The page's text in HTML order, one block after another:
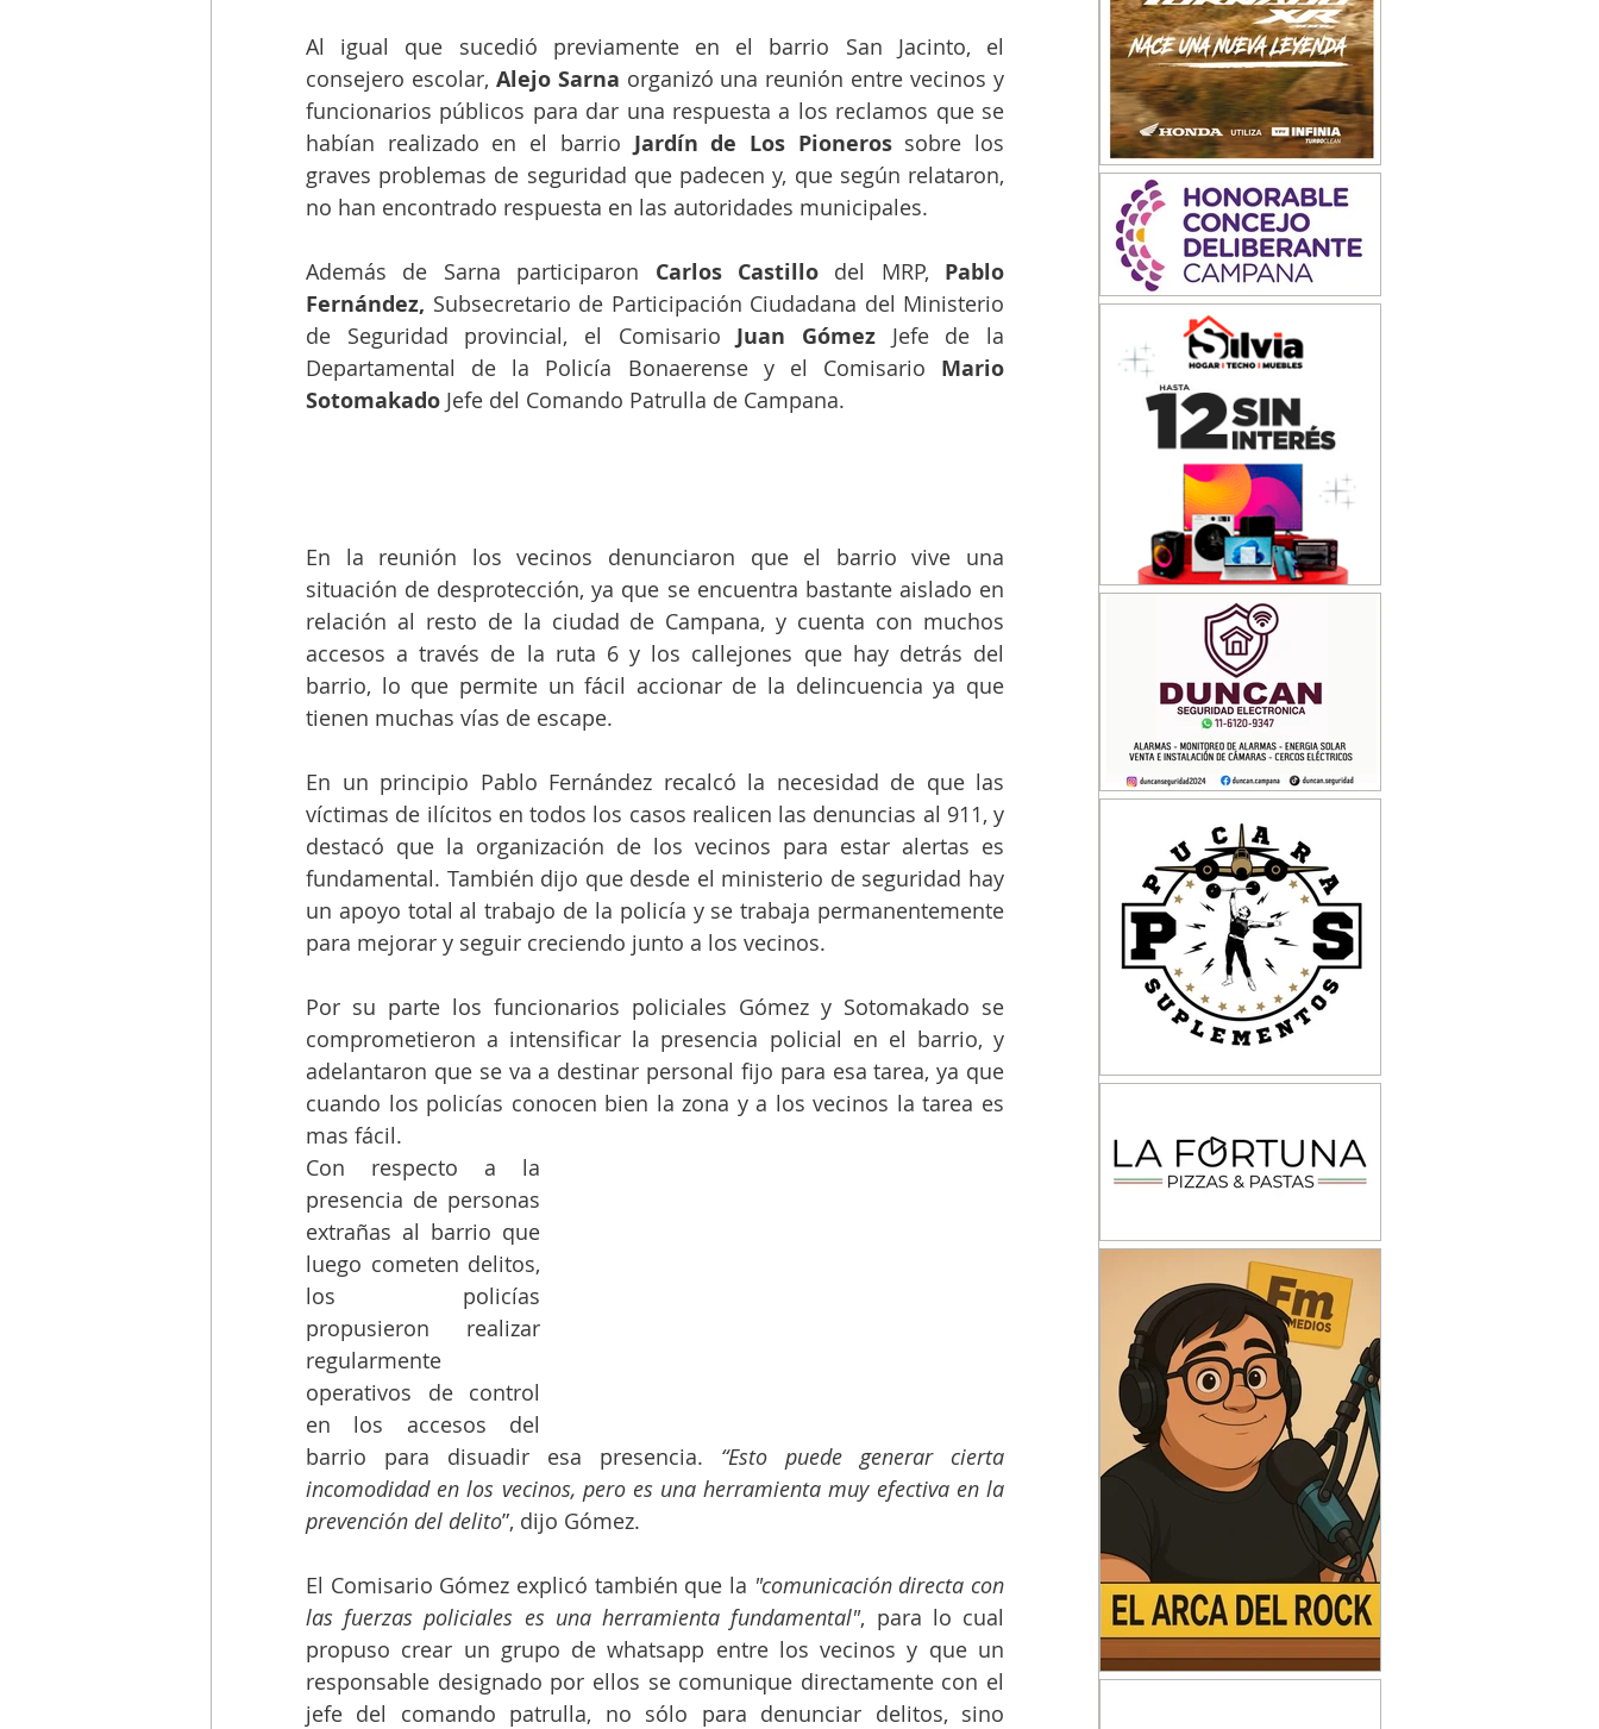
Al igual que sucedió previamente en el barrio San Jacinto, el
consejero escolar, Alejo Sarna organizó una reunión entre vecinos y
funcionarios públicos para dar una respuesta a los reclamos que se
habían realizado en el barrio Jardín de Los Pioneros sobre los
graves problemas de seguridad que padecen y, que según relataron,
no han encontrado respuesta en las autoridades municipales.
Además de Sarna participaron Carlos Castillo del MRP, Pablo
Fernández, Subsecretario de Participación Ciudadana del Ministerio
de Seguridad provincial, el Comisario Juan Gómez Jefe de la
Departamental de la Policía Bonaerense y el Comisario Mario
Sotomakado Jefe del Comando Patrulla de Campana.
En la reunión los vecinos denunciaron que el barrio vive una
situación de desprotección, ya que se encuentra bastante aislado en
relación al resto de la ciudad de Campana, y cuenta con muchos
accesos a través de la ruta 6 y los callejones que hay detrás del
barrio, lo que permite un fácil accionar de la delincuencia ya que
tienen muchas vías de escape.
En un principio Pablo Fernández recalcó la necesidad de que las
víctimas de ilícitos en todos los casos realicen las denuncias al 911, y
destacó que la organización de los vecinos para estar alertas es
fundamental. También dijo que desde el ministerio de seguridad hay
un apoyo total al trabajo de la policía y se trabaja permanentemente
para mejorar y seguir creciendo junto a los vecinos.
Por su parte los funcionarios policiales Gómez y Sotomakado se
comprometieron a intensificar la presencia policial en el barrio, y
adelantaron que se va a destinar personal fijo para esa tarea, ya que
cuando los policías conocen bien la zona y a los vecinos la tarea es
mas fácil.
Con respecto a la
presencia de personas
extrañas al barrio que
luego cometen delitos,
los policías
propusieron realizar
regularmente
operativos de control
en los accesos del
barrio para disuadir esa presencia. “Esto puede generar cierta
incomodidad en los vecinos, pero es una herramienta muy efectiva en la
prevención del delito”, dijo Gómez.
El Comisario Gómez explicó también que la "comunicación directa con
las fuerzas policiales es una herramienta fundamental", para lo cual
propuso crear un grupo de whatsapp entre los vecinos y que un
responsable designado por ellos se comunique directamente con el
jefe del comando patrulla, no sólo para denunciar delitos, sino